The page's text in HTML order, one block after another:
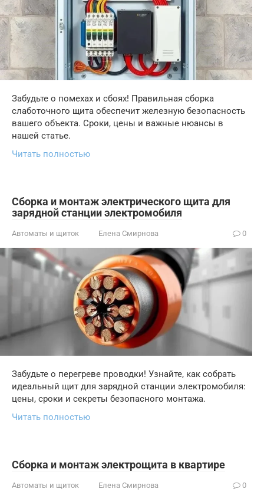
Забудьте о помехах и сбоях! Правильная сборка
слаботочного щита обеспечит железную безопасность
вашего объекта. Сроки, цены и важные нюансы в
нашей статье.
Читать полностью
Сборка и монтаж электрического щита для
зарядной станции электромобиля
Автоматы и щиток Елена Смирнова 0
Забудьте о перегреве проводки! Узнайте, как собрать
идеальный щит для зарядной станции электромобиля:
цены, сроки и секреты безопасного монтажа.
Читать полностью
Сборка и монтаж электрощита в квартире
Автоматы и щиток Елена Смирнова 0